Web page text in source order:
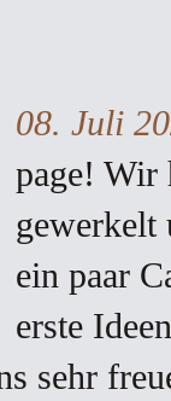
08. Juli
page! Wir
gewerkelt
ein paar
erste
sehr